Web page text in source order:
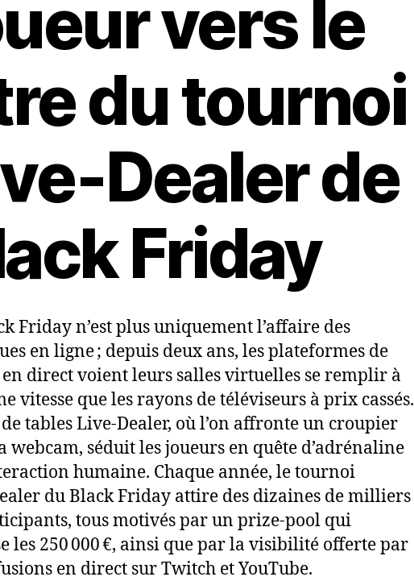
vers le
du tournoi
de
Friday
Friday n’est plus uniquement l’affaire des
en ligne ; depuis deux ans, les plateformes de
direct voient leurs salles virtuelles se remplir à
vitesse que les rayons de téléviseurs à prix cassés.
de tables Live‑Dealer, où l’on affronte un croupier
webcam, séduit les joueurs en quête d’adrénaline
humaine. Chaque année, le tournoi
du Black Friday attire des dizaines de milliers
tous motivés par un prize‑pool qui
les 250 000 €, ainsi que par la visibilité offerte par
en direct sur Twitch et YouTube.